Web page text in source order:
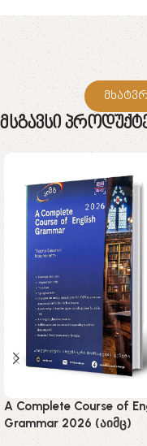
Მსგავსი
A Complete Course of
Grammar 2026 (აიმც)